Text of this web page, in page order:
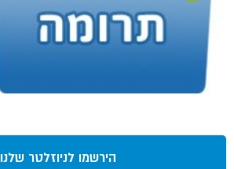
הירשמו לניוזלטר שלנו